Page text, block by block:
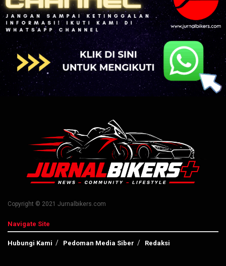
Copyright © 2021 Jurnalbikers.com
Navigate Site
Hubungi Kami Pedoman Media Siber Redaksi